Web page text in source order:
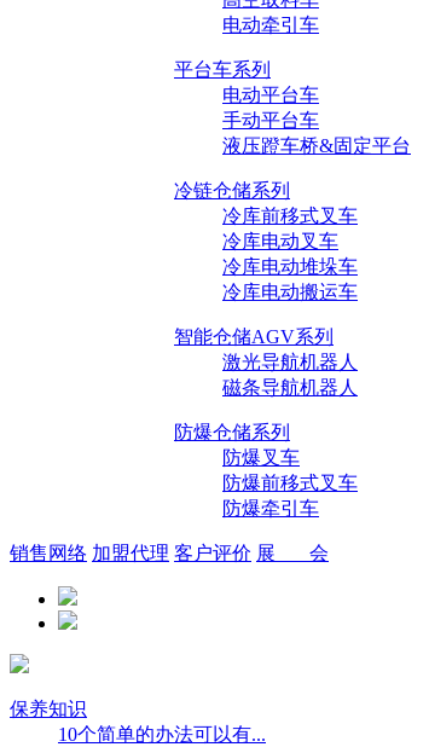
电动牵引车
平台车系列
电动平台车
手动平台车
液压蹬车桥&固定平台
冷链仓储系列
冷库前移式叉车
冷库电动叉车
冷库电动堆垛车
冷库电动搬运车
智能仓储AGV系列
激光导航机器人
磁条导航机器人
防爆仓储系列
防爆叉车
防爆前移式叉车
防爆牵引车
销售网络 加盟代理 客户评价 展 会
保养知识
10个简单的办法可以有...